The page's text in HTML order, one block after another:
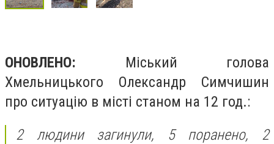
ОНОВЛЕНО: Міський голова
Хмельницького Олександр Симчишин
про ситуацію в місті станом на 12 год.:
2 людини загинули, 5 поранено, 2